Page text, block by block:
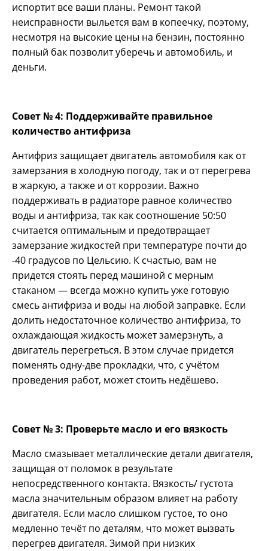
испортит все ваши планы. Ремонт такой
неисправности выльется вам в копеечку, поэтому,
несмотря на высокие цены на бензин, постоянно
полный бак позволит уберечь и автомобиль, и
деньги.
Совет № 4: Поддерживайте правильное
количество антифриза
Антифриз защищает двигатель автомобиля как от
замерзания в холодную погоду, так и от перегрева
в жаркую, а также и от коррозии. Важно
поддерживать в радиаторе равное количество
воды и антифриза, так как соотношение 50:50
считается оптимальным и предотвращает
замерзание жидкостей при температуре почти до
-40 градусов по Цельсию. К счастью, вам не
придется стоять перед машиной с мерным
стаканом — всегда можно купить уже готовую
смесь антифриза и воды на любой заправке. Если
долить недостаточное количество антифриза, то
охлаждающая жидкость может замерзнуть, а
двигатель перегреться. В этом случае придется
поменять одну-две прокладки, что, с учётом
проведения работ, может стоить недёшево.
Совет № 3: Проверьте масло и его вязкость
Масло смазывает металлические детали двигателя,
защищая от поломок в результате
непосредственного контакта. Вязкость/ густота
масла значительным образом влияет на работу
двигателя. Если масло слишком густое, то оно
медленно течёт по деталям, что может вызвать
перегрев двигателя. Зимой при низких